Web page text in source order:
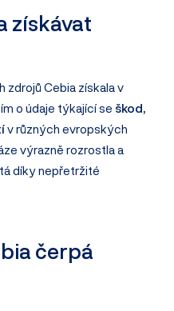
získávat
zdrojů Cebia získala v
o údaje týkající se škod,
v různých evropských
výrazně rozrostla a
díky nepřetržité
čerpá